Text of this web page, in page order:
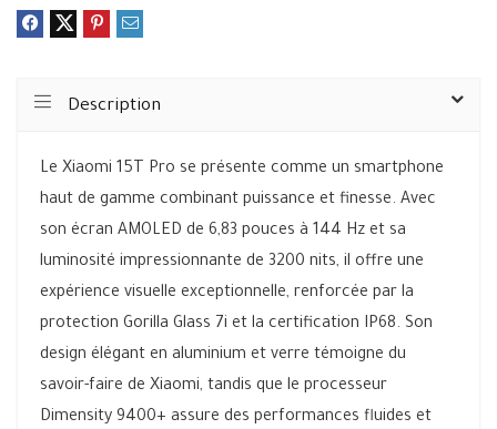
Description
Le Xiaomi 15T Pro se présente comme un smartphone
haut de gamme combinant puissance et finesse. Avec
son écran AMOLED de 6,83 pouces à 144 Hz et sa
luminosité impressionnante de 3200 nits, il offre une
expérience visuelle exceptionnelle, renforcée par la
protection Gorilla Glass 7i et la certification IP68. Son
design élégant en aluminium et verre témoigne du
savoir-faire de Xiaomi, tandis que le processeur
Dimensity 9400+ assure des performances fluides et